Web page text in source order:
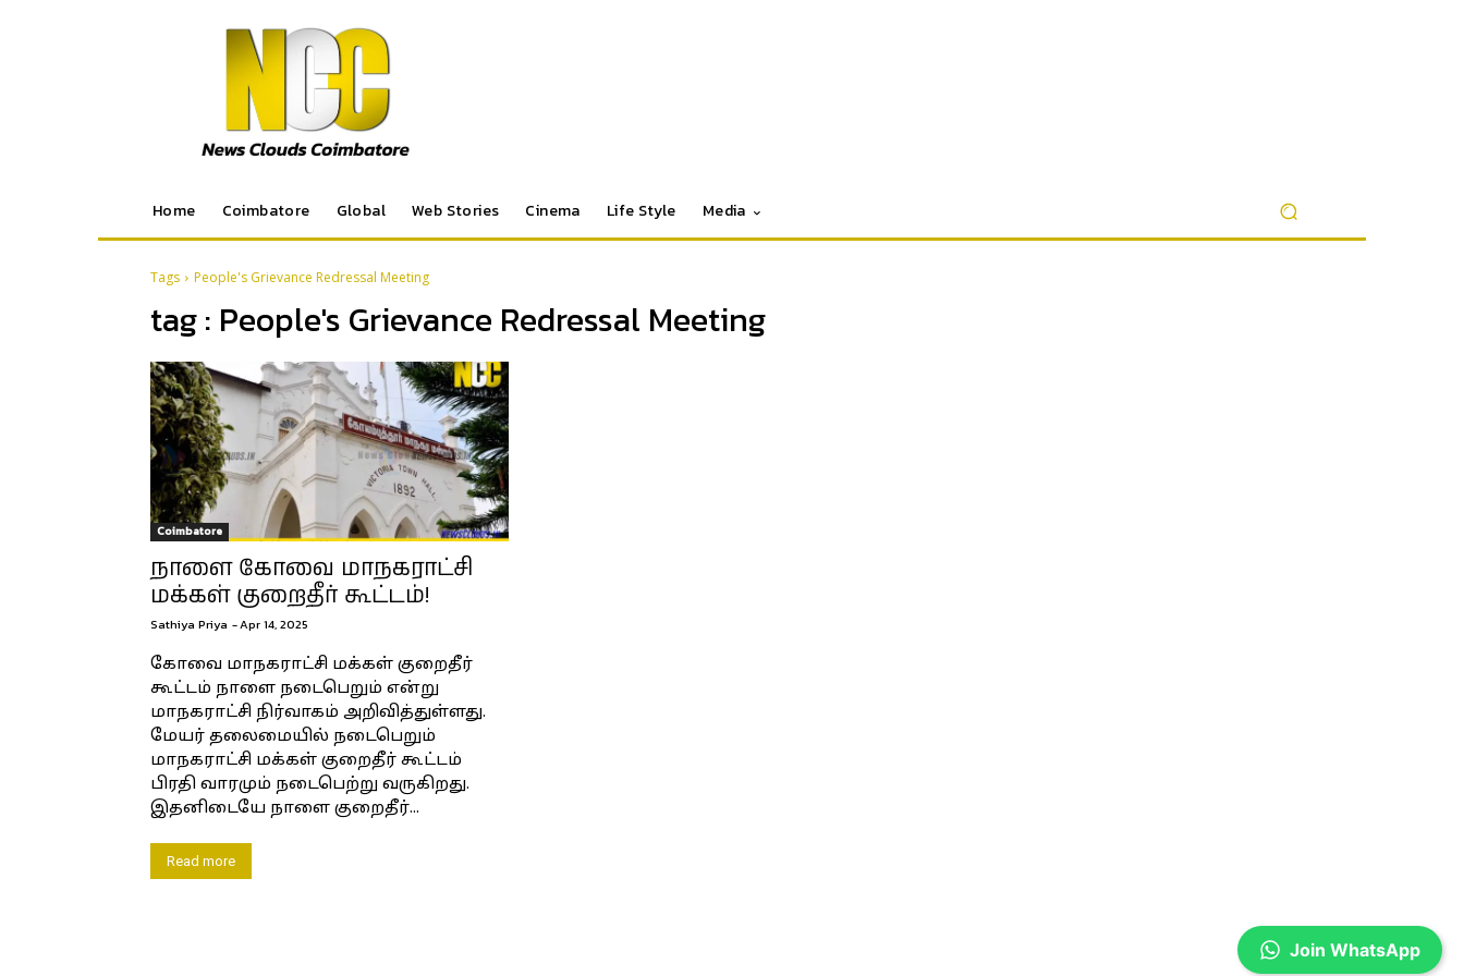
Home Coimbatore Global Web Stories Cinema Life Style Media
Tags People's Grievance Redressal Meeting
tag : People's Grievance Redressal Meeting
Coimbatore
நாளை கோவை மாநகராட்சி
மக்கள் குறைதீர் கூட்டம்!
Sathiya Priya -Apr 14, 2025
கோவை மாநகராட்சி மக்கள் குறைதீர்
கூட்டம் நாளை நடைபெறும் என்று
மாநகராட்சி நிர்வாகம் அறிவித்துள்ளது.
மேயர் தலைமையில் நடைபெறும்
மாநகராட்சி மக்கள் குறைதீர் கூட்டம்
பிரதி வாரமும் நடைபெற்று வருகிறது.
இதனிடையே நாளை குறைதீர்...
Read more
Join WhatsApp